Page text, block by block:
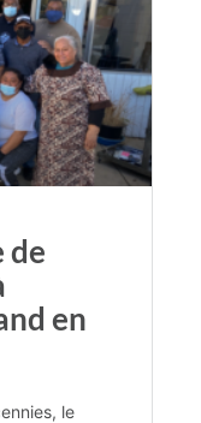
de
en
le